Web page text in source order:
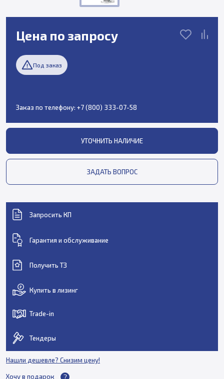
Цена по запросу
Под заказ
Заказ по телефону: +7 (800) 333-07-58
УТОЧНИТЬ НАЛИЧИЕ
ЗАДАТЬ ВОПРОС
Запросить КП
Гарантия и обслуживание
Получить ТЗ
Купить в лизинг
Trade-in
Тендеры
Нашли дешевле? Снизим цену!
Хочу в подарок